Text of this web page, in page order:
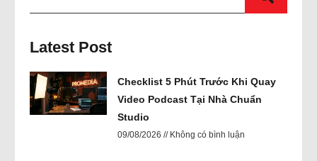
Latest Post
Checklist 5 Phút Trước Khi Quay
Video Podcast Tại Nhà Chuẩn
Studio
09/08/2026 Không có bình luận